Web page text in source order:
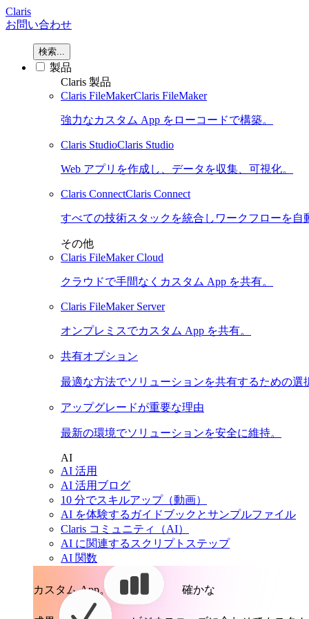
Claris
お問い合わせ
検索...
製品
Claris 製品
Claris FileMakerClaris FileMaker
強力なカスタム App をローコードで構築。
Claris StudioClaris Studio
Web アプリを作成し、データを収集、可視化。
Claris ConnectClaris Connect
すべての技術スタックを統合しワークフローを自
その他
Claris FileMaker Cloud
クラウドで手間なくカスタム App を共有。
Claris FileMaker Server
オンプレミスでカスタム App を共有。
共有オプション
最適な方法でソリューションを共有するための選
アップグレードが重要な理由
最新の環境でソリューションを安全に維持。
AI
AI 活用
AI 活用ブログ
10 分でスキルアップ（動画）
AI を体験するガイドブックとサンプルファイル
Claris コミュニティ（AI）
AI に関連するスクリプトステップ
AI 関数
カスタム App。 確かな